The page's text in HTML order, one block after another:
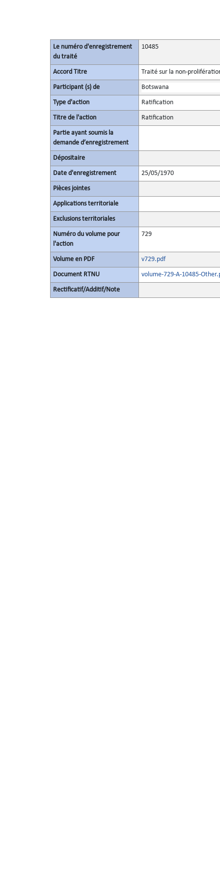
Le numéro d'enregistrement
du traité
10485
Accord Titre Traité sur la non-
Participant (s) de Botswana
Type d'action Ratification
Titre de l'action Ratification
Partie ayant soumis la
demande d’enregistrement
Dépositaire
Date d'enregistrement 25/05/1970
Pièces jointes
Applications territoriale
Exclusions territoriales
Numéro du volume pour
l'action
729
Volume en PDF v729.pdf
Document RTNU volume-729-A-10485-
Rectificatif/Additif/Note